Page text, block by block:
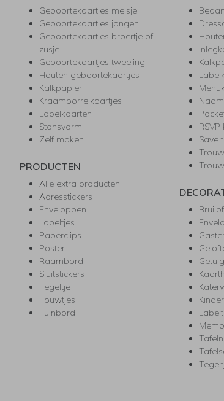
Geboortekaartjes meisje
Geboortekaartjes jongen
Geboortekaartjes broertje of
zusje
Geboortekaartjes tweeling
Houten geboortekaartjes
Kalkpapier
Kraamborrelkaartjes
Labelkaarten
Stansvorm
Zelf maken
PRODUCTEN
Alle extra producten
Adresstickers
Enveloppen
Labeltjes
Paperclips
Poster
Raambord
Sluitstickers
Tegeltje
Touwtjes
Tuinbord
Save